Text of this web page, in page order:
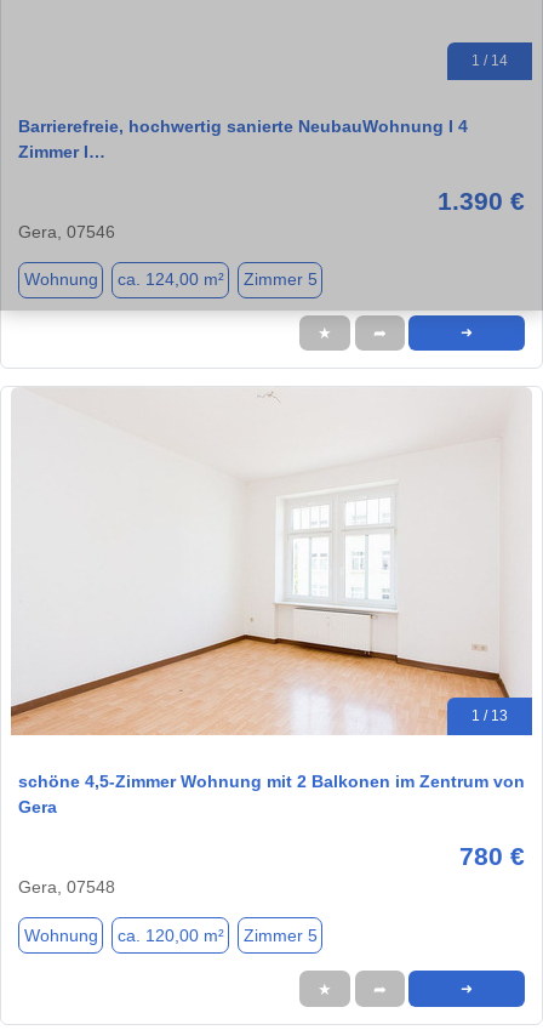
1 / 14
Barrierefreie, hochwertig sanierte NeubauWohnung I 4
Zimmer I…
1.390 €
Gera, 07546
Wohnung ca. 124,00 m² Zimmer 5
★ ➦ ➜
1 / 13
schöne 4,5-Zimmer Wohnung mit 2 Balkonen im Zentrum von
Gera
780 €
Gera, 07548
Wohnung ca. 120,00 m² Zimmer 5
★ ➦ ➜